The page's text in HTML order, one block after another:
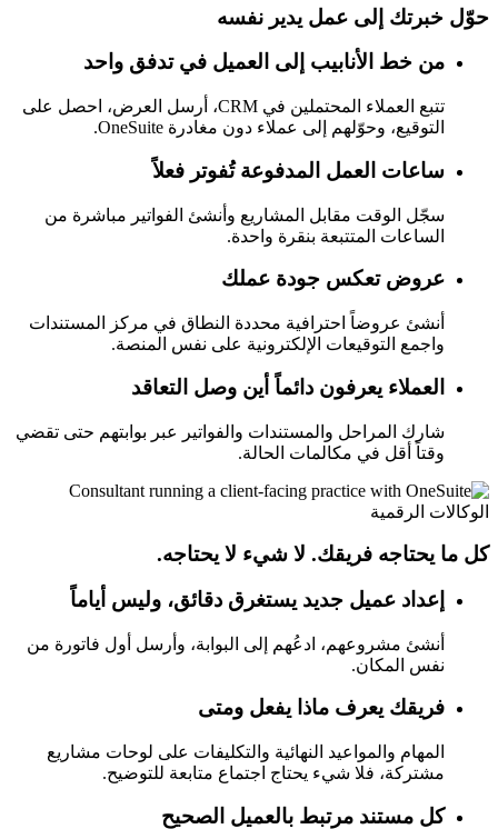
حوّل خبرتك إلى عمل يدير نفسه
من خط الأنابيب إلى العميل في تدفق واحد
تتبع العملاء المحتملين في CRM، أرسل العرض، احصل على
التوقيع، وحوّلهم إلى عملاء دون مغادرة OneSuite.
ساعات العمل المدفوعة تُفوتر فعلاً
سجّل الوقت مقابل المشاريع وأنشئ الفواتير مباشرة من
الساعات المتتبعة بنقرة واحدة.
عروض تعكس جودة عملك
أنشئ عروضاً احترافية محددة النطاق في مركز المستندات
واجمع التوقيعات الإلكترونية على نفس المنصة.
العملاء يعرفون دائماً أين وصل التعاقد
شارك المراحل والمستندات والفواتير عبر بوابتهم حتى تقضي
وقتاً أقل في مكالمات الحالة.
الوكالات الرقمية
كل ما يحتاجه فريقك. لا شيء لا يحتاجه.
إعداد عميل جديد يستغرق دقائق، وليس أياماً
أنشئ مشروعهم، ادعُهم إلى البوابة، وأرسل أول فاتورة من
نفس المكان.
فريقك يعرف ماذا يفعل ومتى
المهام والمواعيد النهائية والتكليفات على لوحات مشاريع
مشتركة، فلا شيء يحتاج اجتماع متابعة للتوضيح.
كل مستند مرتبط بالعميل الصحيح